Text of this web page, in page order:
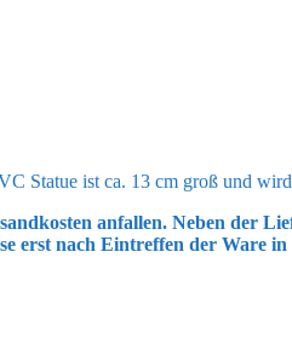
Statue ist ca. 13 cm groß und
anfallen. Neben der
erst nach Eintreffen der Ware